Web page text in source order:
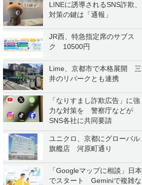
LINEに誘導されるSNS詐欺、
対策の鍵は「通報」
JR西、特急指定席のサブス
ク 10500円
Lime、京都市で本格展開 三
井のリパークとも連携
「なりすまし詐欺広告」に強
力な対策を 警察庁などが
SNS各社に共同要請
ユニクロ、京都にグローバル
旗艦店 河原町通り
「Googleマップに相談」日本
でスタート Geminiで複雑な